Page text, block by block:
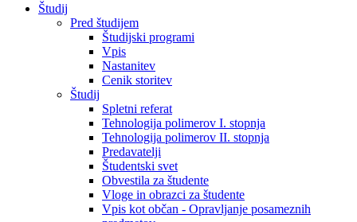
Študij
Pred študijem
Študijski programi
Vpis
Nastanitev
Cenik storitev
Študij
Spletni referat
Tehnologija polimerov I. stopnja
Tehnologija polimerov II. stopnja
Predavatelji
Študentski svet
Obvestila za študente
Vloge in obrazci za študente
Vpis kot občan - Opravljanje posameznih